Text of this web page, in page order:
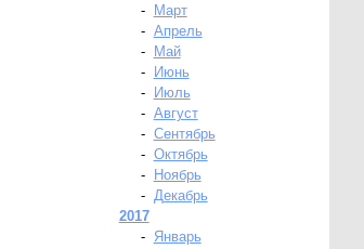
-
Март
- Апрель
-
Май
-
Июнь
-
Июль
- Август
- Сентябрь
- Октябрь
-
Ноябрь
- Декабрь
2017
-
Январь